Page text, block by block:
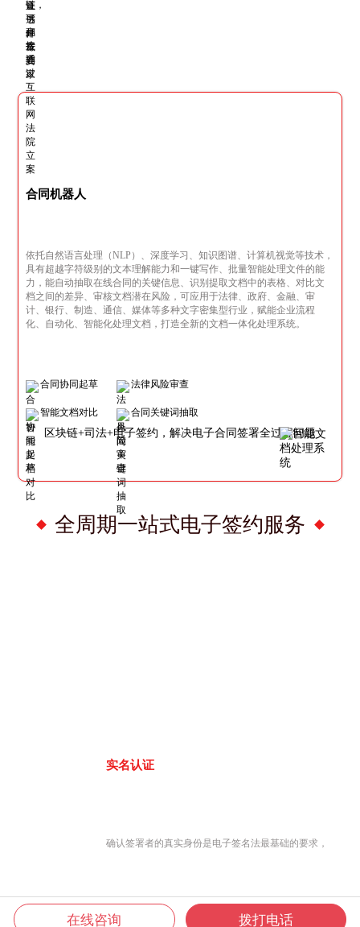
合同机器人
依托自然语言处理（NLP）、深度学习、知识图谱、计算机视觉等技术，
具有超越字符级别的文本理解能力和一键写作、批量智能处理文件的能
力，能自动抽取在线合同的关键信息、识别提取文档中的表格、对比文
档之间的差异、审核文档潜在风险，可应用于法律、政府、金融、审
计、银行、制造、通信、媒体等多种文字密集型行业，赋能企业流程
化、自动化、智能化处理文档，打造全新的文档一体化处理系统。
合同协同起草 法律风险审查
智能文档对比 合同关键词抽取
全周期一站式电子签约服务
区块链+司法+电子签约，解决电子合同签署全过程问题
实名认证
确认签署者的真实身份是电子签名法最基础的要求，
在线咨询 拨打电话